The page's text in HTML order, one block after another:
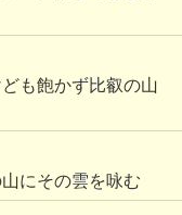
も飽かず比叡の山
にその雲を咏む